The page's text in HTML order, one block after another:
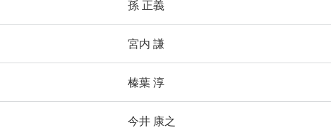
孫 正義
宮内 謙
榛葉 淳
今井 康之